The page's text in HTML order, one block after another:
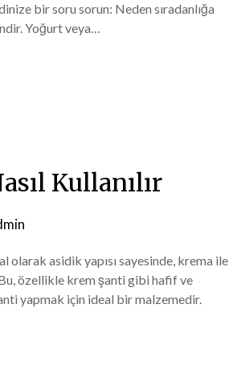
bir soru sorun: Neden sıradanlığa
Yoğurt veya…
Kullanılır
asidik yapısı sayesinde, krema ile
Bu, özellikle krem şanti gibi hafif ve
yapmak için ideal bir malzemedir.